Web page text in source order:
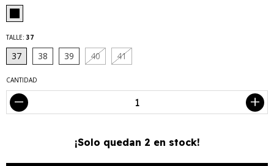
TALLE:37
37 38 39 40 41
CANTIDAD
¡Solo quedan 2 en stock!